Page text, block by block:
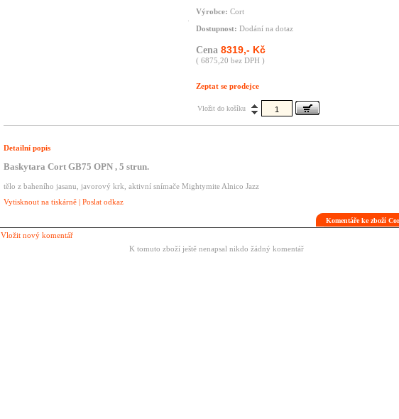
Výrobce: Cort
Dostupnost: Dodání na dotaz
Cena 8319,- Kč
( 6875,20 bez DPH )
Zeptat se prodejce
Vložit do košíku
Detailní popis
Baskytara Cort GB75 OPN , 5 strun.
tělo z baheního jasanu, javorový krk, aktivní snímače Mightymite Alnico Jazz
Vytisknout na tiskárně | Poslat odkaz
Komentáře ke zboží
Vložit nový komentář
K tomuto zboží ještě nenapsal nikdo žádný komentář